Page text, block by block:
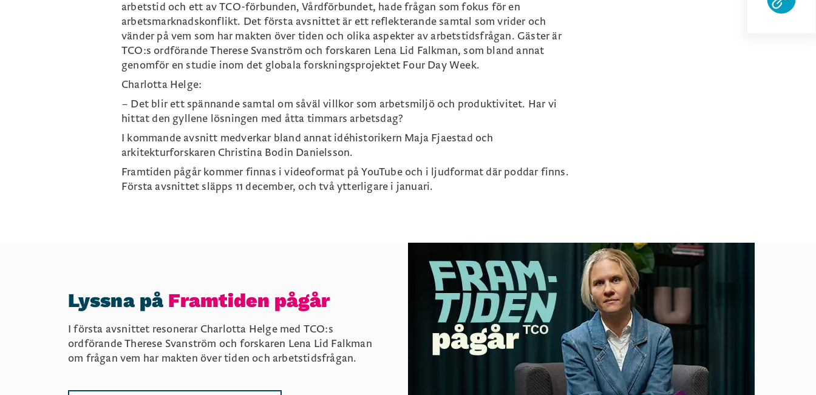
arbetstid och ett av TCO-förbunden, Vårdförbundet, hade frågan som fokus för en
arbetsmarknadskonflikt. Det första avsnittet är ett reflekterande samtal som vrider och
vänder på vem som har makten över tiden och olika aspekter av arbetstidsfrågan. Gäster är
TCO:s ordförande Therese Svanström och forskaren Lena Lid Falkman, som bland annat
genomför en studie inom det globala forskningsprojektet Four Day Week.
Charlotta Helge:
– Det blir ett spännande samtal om såväl villkor som arbetsmiljö och produktivitet. Har vi
hittat den gyllene lösningen med åtta timmars arbetsdag?
I kommande avsnitt medverkar bland annat idéhistorikern Maja Fjaestad och
arkitekturforskaren Christina Bodin Danielsson.
Framtiden pågår kommer finnas i videoformat på YouTube och i ljudformat där poddar finns.
Första avsnittet släpps 11 december, och två ytterligare i januari.
Lyssna på Framtiden pågår
I första avsnittet resonerar Charlotta Helge med TCO:s
ordförande Therese Svanström och forskaren Lena Lid Falkman
om frågan vem har makten över tiden och arbetstidsfrågan.